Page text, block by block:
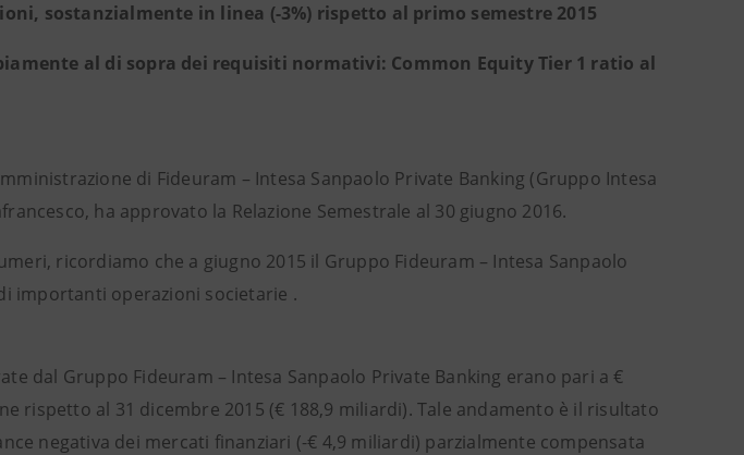
sostanzialmente in linea (-3%) rispetto al primo semestre 2015
al di sopra dei requisiti normativi: Common Equity Tier 1 ratio al
di Fideuram – Intesa Sanpaolo Private Banking (Gruppo Intesa
ha approvato la Relazione Semestrale al 30 giugno 2016.
ricordiamo che a giugno 2015 il Gruppo Fideuram – Intesa Sanpaolo
importanti operazioni societarie .
dal Gruppo Fideuram – Intesa Sanpaolo Private Banking erano pari a €
rispetto al 31 dicembre 2015 (€ 188,9 miliardi). Tale andamento è il risultato
negativa dei mercati finanziari (-€ 4,9 miliardi) parzialmente compensata